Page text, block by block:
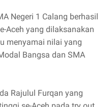
Negeri 1 Calang berhasil
Aceh yang dilaksanakan
menyamai nilai yang
Bangsa dan SMA
Rajulul Furqan yang